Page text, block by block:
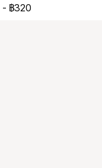
- ฿320